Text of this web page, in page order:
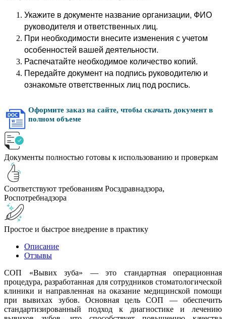
Укажите в документе название организации, ФИО
руководителя и ответственных лиц.
При необходимости внесите изменения с учетом
особенностей вашей деятельности.
Распечатайте необходимое количество копий.
Передайте документ на подпись руководителю и
ознакомьте ответственных лиц под роспись.
Оформите заказ на сайте, чтобы скачать документ в
полном объеме
Документы полностью готовы к использованию и проверкам
Соответствуют требованиям Росздравнадзора,
Роспотребнадзора
Простое и быстрое внедрение в практику
Описание
Отзывы
СОП «Вывих зуба» — это стандартная операционная
процедура, разработанная для сотрудников стоматологической
клиники и направленная на оказание медицинской помощи
при вывихах зубов. Основная цель СОП — обеспечить
стандартизированный подход к диагностике и лечению